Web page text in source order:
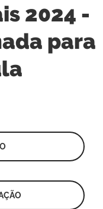
2024 -
para